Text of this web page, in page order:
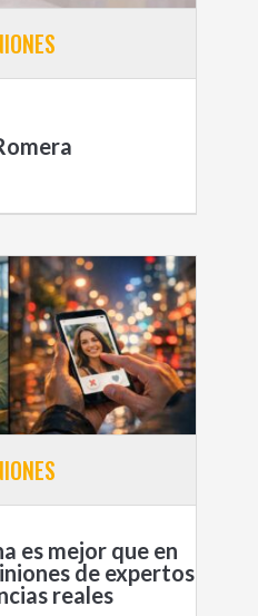
es mejor que en
de expertos
reales